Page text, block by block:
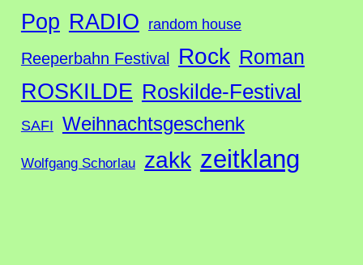
Pop RADIO random house
Reeperbahn Festival Rock Roman
ROSKILDE Roskilde-Festival
SAFI Weihnachtsgeschenk
Wolfgang Schorlau zakk zeitklang